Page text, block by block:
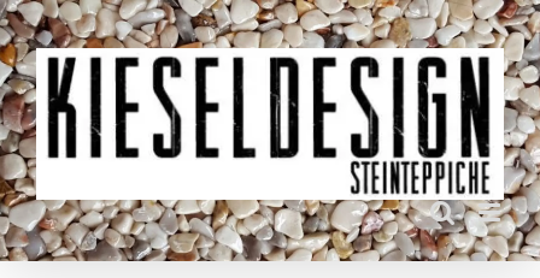
Skip
to
content